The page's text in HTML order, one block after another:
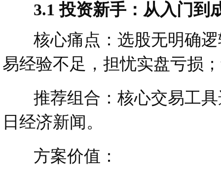
3.1 投资新手：从入门到
核心痛点：选股无明确逻
易经验不足，担忧实盘亏损
推荐组合：核心交易工具
日经济新闻。
方案价值：